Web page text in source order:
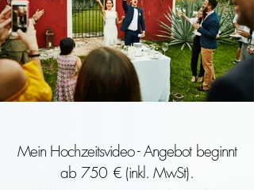
Mein Hochzeitsvideo - Angebot beginnt
ab 750 € (inkl. MwSt).